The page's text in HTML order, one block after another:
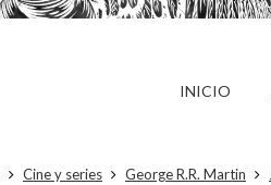
INICIO
Cine y series George R.R. Martin